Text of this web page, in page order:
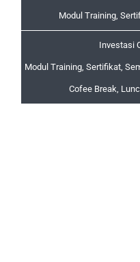
Modul Training,
Investasi
Modul Training, Sertifikat,
Cofee Break,